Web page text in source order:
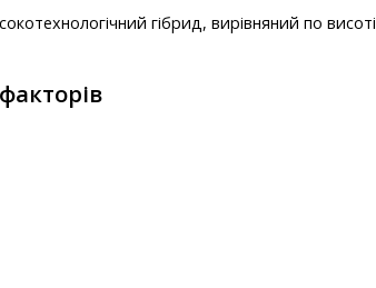
гібрид, вирівняний по висоті